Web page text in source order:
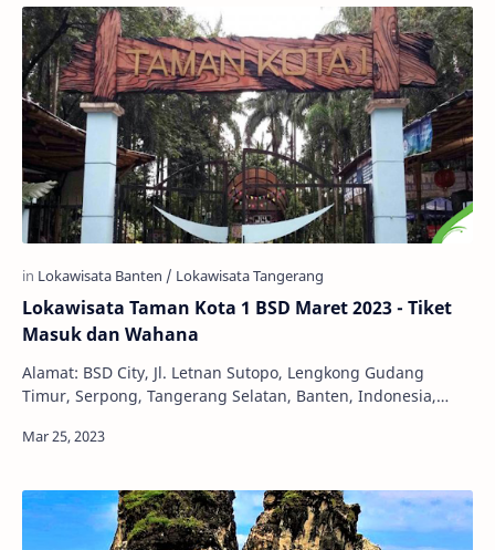
Lokawisata Taman Kota 1 BSD Maret 2023 - Tiket
Masuk dan Wahana
Alamat: BSD City, Jl. Letnan Sutopo, Lengkong Gudang
Timur, Serpong, Tangerang Selatan, Banten, Indonesia,